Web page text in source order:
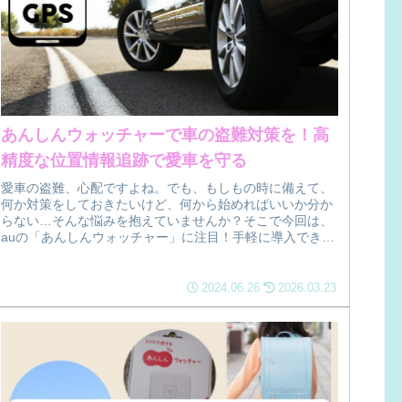
あんしんウォッチャーで車の盗難対策を！高
精度な位置情報追跡で愛車を守る
愛車の盗難、心配ですよね。でも、もしもの時に備えて、
何か対策をしておきたいけど、何から始めればいいか分か
らない…そんな悩みを抱えていませんか？そこで今回は、
auの「あんしんウォッチャー」に注目！手軽に導入できる
2024.06.26 2026.03.23